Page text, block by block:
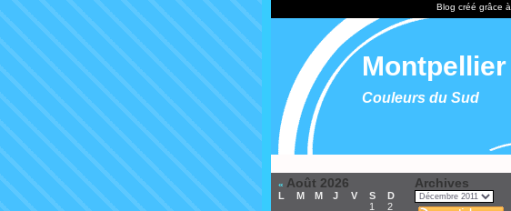
Blog créé grâce à
Montpellier
Couleurs du Sud
« Août 2026
L M M J V S
D
1
2
Archives